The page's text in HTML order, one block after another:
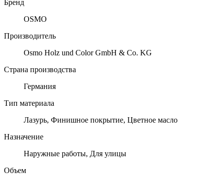
Бренд
OSMO
Производитель
Osmo Holz und Color GmbH & Co. KG
Страна производства
Германия
Тип материала
Лазурь, Финишное покрытие, Цветное масло
Назначение
Наружные работы, Для улицы
Объем